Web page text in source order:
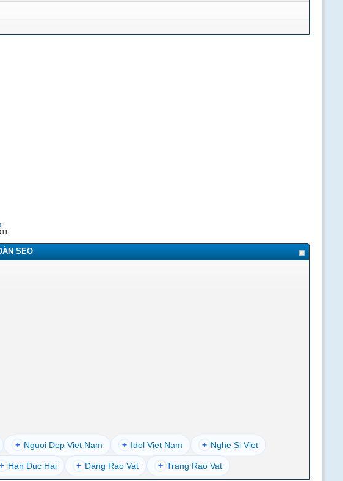
.
SEO
+ Nguoi Dep Viet Nam + Idol Viet Nam + Nghe Si Viet
+ Han Duc Hai + Dang Rao Vat + Trang Rao Vat